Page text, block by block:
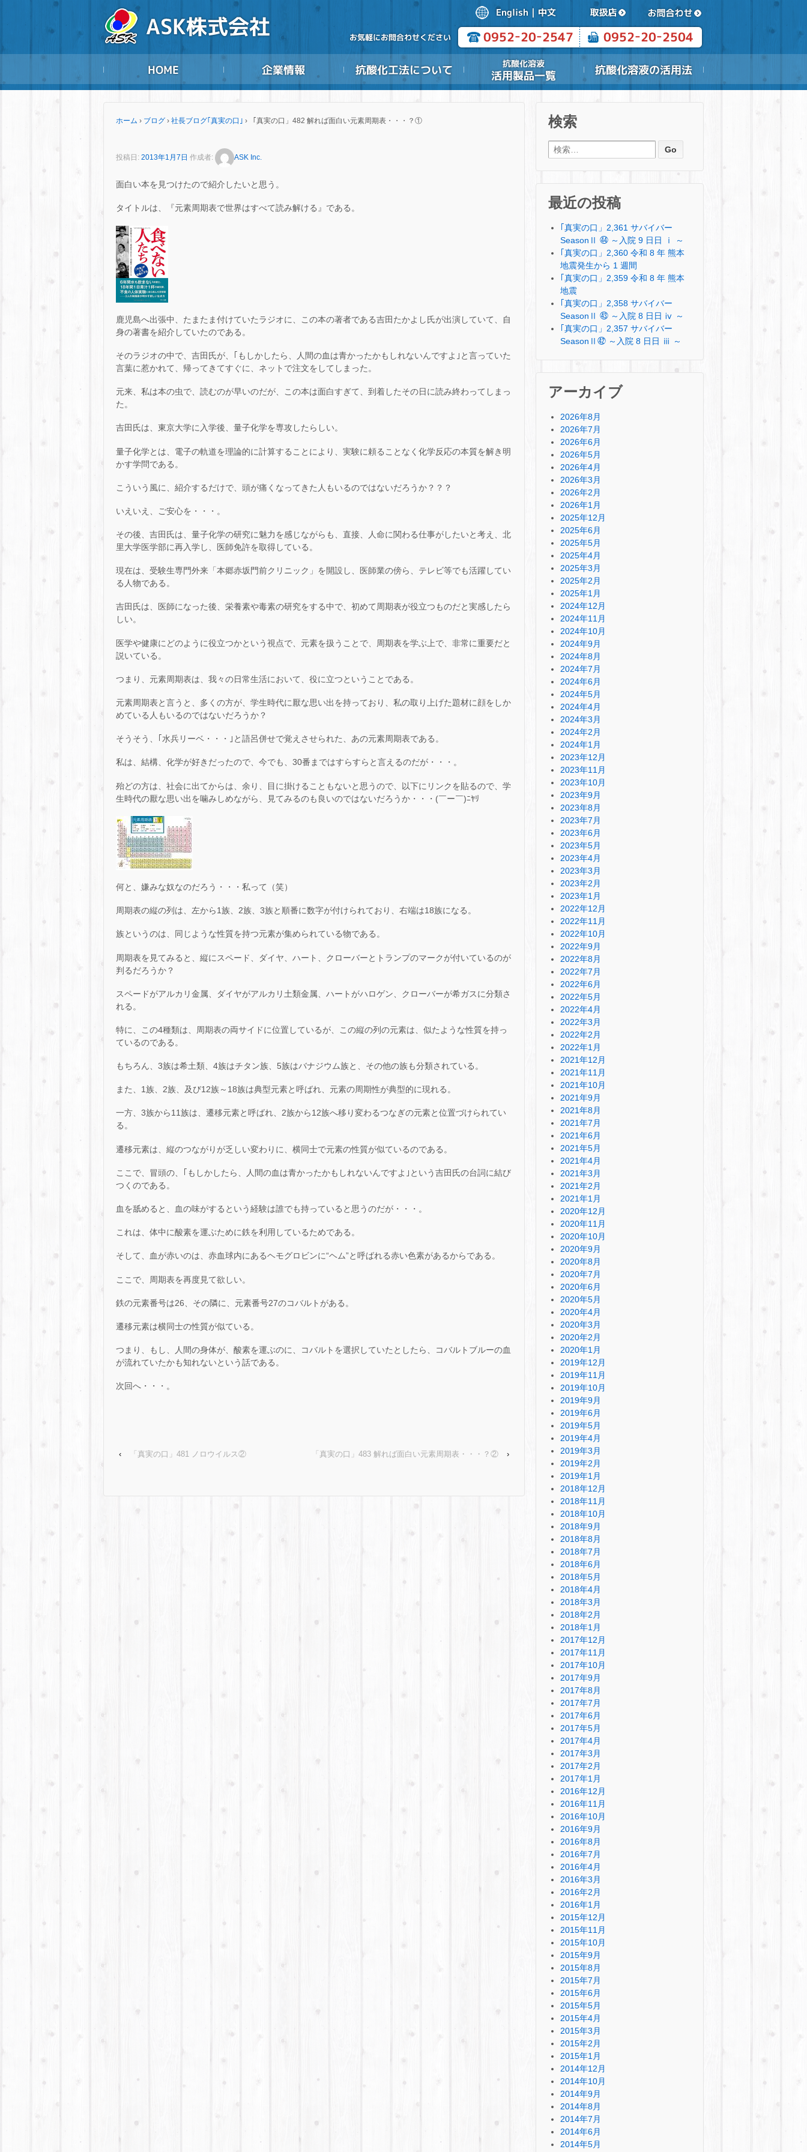
ホーム › ブログ › 社長ブログ｢真実の口｣ › 「真実の口」482 解れば面白い元素周期表・・・？①
投稿日: 2013年1月7日 作成者: ASK Inc.
面白い本を見つけたので紹介したいと思う。
タイトルは、『元素周期表で世界はすべて読み解ける』である。
鹿児島へ出張中、たまたま付けていたラジオに、この本の著者である吉田たかよし氏が出演していて、自
身の著書を紹介していたのである。
そのラジオの中で、吉田氏が、｢もしかしたら、人間の血は青かったかもしれないんですよ｣と言っていた
言葉に惹かれて、帰ってきてすぐに、ネットで注文をしてしまった。
元来、私は本の虫で、読むのが早いのだが、この本は面白すぎて、到着したその日に読み終わってしまっ
た。
吉田氏は、東京大学に入学後、量子化学を専攻したらしい。
量子化学とは、電子の軌道を理論的に計算することにより、実験に頼ることなく化学反応の本質を解き明
かす学問である。
こういう風に、紹介するだけで、頭が痛くなってきた人もいるのではないだろうか？？？
いえいえ、ご安心を・・・。
その後、吉田氏は、量子化学の研究に魅力を感じながらも、直接、人命に関わる仕事がしたいと考え、北
里大学医学部に再入学し、医師免許を取得している。
現在は、受験生専門外来「本郷赤坂門前クリニック」を開設し、医師業の傍ら、テレビ等でも活躍してい
る人物である。
吉田氏は、医師になった後、栄養素や毒素の研究をする中で、初めて周期表が役立つものだと実感したら
しい。
医学や健康にどのように役立つかという視点で、元素を扱うことで、周期表を学ぶ上で、非常に重要だと
説いている。
つまり、元素周期表は、我々の日常生活において、役に立つということである。
元素周期表と言うと、多くの方が、学生時代に厭な思い出を持っており、私の取り上げた題材に顔をしか
めている人もいるのではないだろうか？
そうそう、｢水兵リーベ・・・｣と語呂併せで覚えさせられた、あの元素周期表である。
私は、結構、化学が好きだったので、今でも、30番まではすらすらと言えるのだが・・・。
殆どの方は、社会に出てからは、余り、目に掛けることもないと思うので、以下にリンクを貼るので、学
生時代の厭な思い出を噛みしめながら、見てみるのも良いのではないだろうか・・・(￣ー￣)ﾆﾔﾘ
何と、嫌みな奴なのだろう・・・私って（笑）
周期表の縦の列は、左から1族、2族、3族と順番に数字が付けられており、右端は18族になる。
族というのは、同じような性質を持つ元素が集められている物である。
周期表を見てみると、縦にスペード、ダイヤ、ハート、クローバーとトランプのマークが付いているのが
判るだろうか？
スペードがアルカリ金属、ダイヤがアルカリ土類金属、ハートがハロゲン、クローバーが希ガスに分類さ
れる。
特に、この4種類は、周期表の両サイドに位置しているが、この縦の列の元素は、似たような性質を持っ
ているのである。
もちろん、3族は希土類、4族はチタン族、5族はバナジウム族と、その他の族も分類されている。
また、1族、2族、及び12族～18族は典型元素と呼ばれ、元素の周期性が典型的に現れる。
一方、3族から11族は、遷移元素と呼ばれ、2族から12族へ移り変わるつなぎの元素と位置づけられてい
る。
遷移元素は、縦のつながりが乏しい変わりに、横同士で元素の性質が似ているのである。
ここで、冒頭の、｢もしかしたら、人間の血は青かったかもしれないんですよ｣という吉田氏の台詞に結び
つくのである。
血を舐めると、血の味がするという経験は誰でも持っていると思うのだが・・・。
これは、体中に酸素を運ぶために鉄を利用しているためである。
そして、血が赤いのは、赤血球内にあるヘモグロビンに“ヘム”と呼ばれる赤い色素があるからである。
ここで、周期表を再度見て欲しい。
鉄の元素番号は26、その隣に、元素番号27のコバルトがある。
遷移元素は横同士の性質が似ている。
つまり、もし、人間の身体が、酸素を運ぶのに、コバルトを選択していたとしたら、コバルトブルーの血
が流れていたかも知れないという話である。
次回へ・・・。
‹ 「真実の口」481 ノロウイルス② 「真実の口」483 解れば面白い元素周期表・・・？② ›
検索
検索:
最近の投稿
｢真実の口」2,361 サバイバー
SeasonⅡ ㊹ ～入院 9 日日 ⅰ ～
｢真実の口」2,360 令和 8 年 熊本
地震発生から 1 週間
｢真実の口」2,359 令和 8 年 熊本
地震
｢真実の口」2,358 サバイバー
SeasonⅡ ㊸ ～入院 8 日日 ⅳ ～
｢真実の口」2,357 サバイバー
SeasonⅡ㊷ ～入院 8 日日 ⅲ ～
アーカイブ
2026年8月
2026年7月
2026年6月
2026年5月
2026年4月
2026年3月
2026年2月
2026年1月
2025年12月
2025年6月
2025年5月
2025年4月
2025年3月
2025年2月
2025年1月
2024年12月
2024年11月
2024年10月
2024年9月
2024年8月
2024年7月
2024年6月
2024年5月
2024年4月
2024年3月
2024年2月
2024年1月
2023年12月
2023年11月
2023年10月
2023年9月
2023年8月
2023年7月
2023年6月
2023年5月
2023年4月
2023年3月
2023年2月
2023年1月
2022年12月
2022年11月
2022年10月
2022年9月
2022年8月
2022年7月
2022年6月
2022年5月
2022年4月
2022年3月
2022年2月
2022年1月
2021年12月
2021年11月
2021年10月
2021年9月
2021年8月
2021年7月
2021年6月
2021年5月
2021年4月
2021年3月
2021年2月
2021年1月
2020年12月
2020年11月
2020年10月
2020年9月
2020年8月
2020年7月
2020年6月
2020年5月
2020年4月
2020年3月
2020年2月
2020年1月
2019年12月
2019年11月
2019年10月
2019年9月
2019年6月
2019年5月
2019年4月
2019年3月
2019年2月
2019年1月
2018年12月
2018年11月
2018年10月
2018年9月
2018年8月
2018年7月
2018年6月
2018年5月
2018年4月
2018年3月
2018年2月
2018年1月
2017年12月
2017年11月
2017年10月
2017年9月
2017年8月
2017年7月
2017年6月
2017年5月
2017年4月
2017年3月
2017年2月
2017年1月
2016年12月
2016年11月
2016年10月
2016年9月
2016年8月
2016年7月
2016年4月
2016年3月
2016年2月
2016年1月
2015年12月
2015年11月
2015年10月
2015年9月
2015年8月
2015年7月
2015年6月
2015年5月
2015年4月
2015年3月
2015年2月
2015年1月
2014年12月
2014年10月
2014年9月
2014年8月
2014年7月
2014年6月
2014年5月